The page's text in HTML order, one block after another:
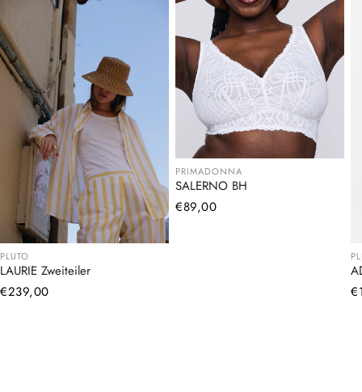
PLUTO
LAURIE Zweiteiler
Normaler
€239,00
PRIMADONNA
SALERNO BH
Normaler
€89,00